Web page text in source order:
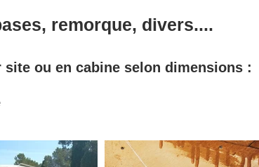
remorque, divers....
ou en cabine selon dimensions :